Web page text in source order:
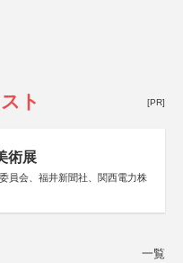
ト [PR]
術展
員会、福井新聞社、関西電力株
一覧